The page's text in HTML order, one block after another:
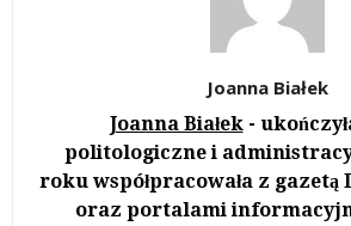
Joanna Białek
Joanna Białek-
politologiczne i
roku współpracowała z gazetą
oraz portalami